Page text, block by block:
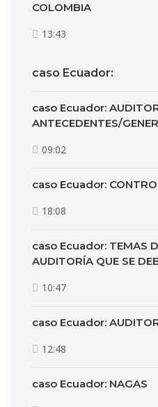
COLOMBIA
13:43
caso Ecuador:
caso Ecuador:
ANTECEDENTES/
09:02
caso Ecuador:
18:08
caso Ecuador: TEMAS
AUDITORÍA QUE SE
10:47
caso Ecuador:
12:48
caso Ecuador: NAGAS